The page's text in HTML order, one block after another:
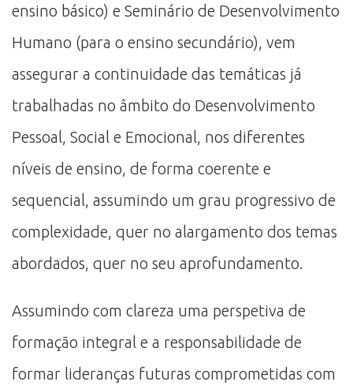
ensino básico) e Seminário de Desenvolvimento
Humano (para o ensino secundário), vem
assegurar a continuidade das temáticas já
trabalhadas no âmbito do Desenvolvimento
Pessoal, Social e Emocional, nos diferentes
níveis de ensino, de forma coerente e
sequencial, assumindo um grau progressivo de
complexidade, quer no alargamento dos temas
abordados, quer no seu aprofundamento.
Assumindo com clareza uma perspetiva de
formação integral e a responsabilidade de
formar lideranças futuras comprometidas com